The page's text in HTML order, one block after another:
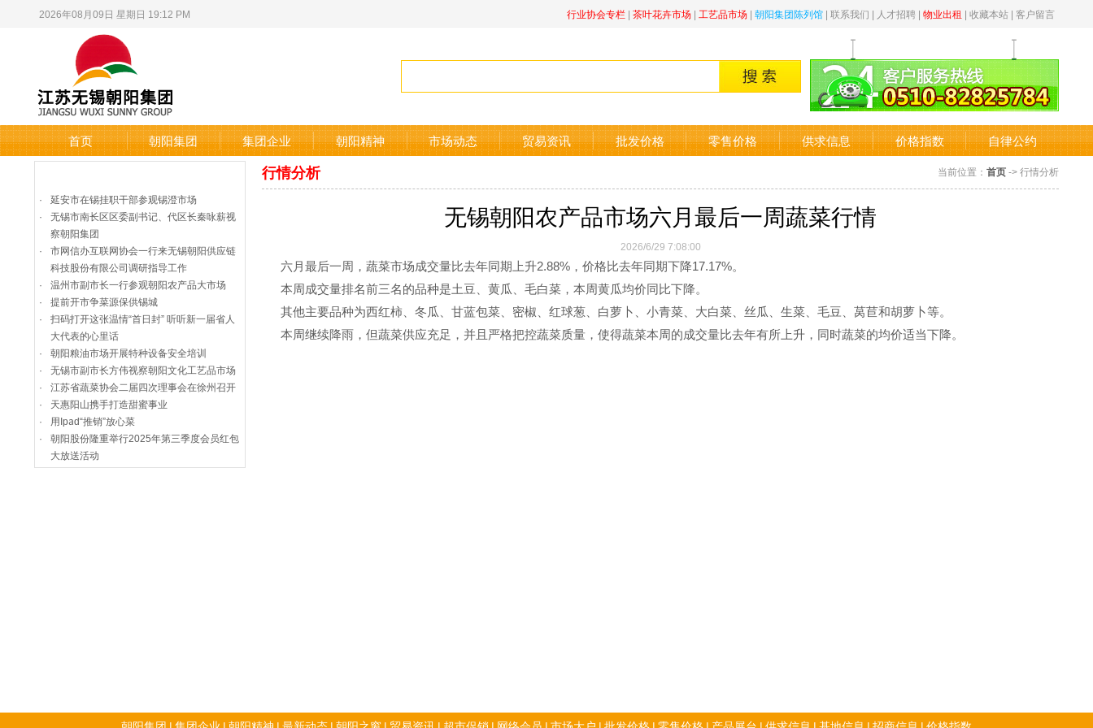
2026年08月09日 星期日 19:12 PM 行业协会专栏 | 茶叶花卉市场 | 工艺品市场 | 朝阳集团陈列馆 | 联系我们 | 人才招聘 | 物业出租 | 收藏本站 | 客户留言
首页 朝阳集团 集团企业 朝阳精神 市场动态 贸易资讯 批发价格 零售价格 供求信息 价格指数 自律公约
·
延安市在锡挂职干部参观锡澄市场
·
无锡市南长区区委副书记、代区长秦咏薪视
察朝阳集团
·
市网信办互联网协会一行来无锡朝阳供应链
科技股份有限公司调研指导工作
·
温州市副市长一行参观朝阳农产品大市场
·
提前开市争菜源保供锡城
·
扫码打开这张温情“首日封” 听听新一届省人
大代表的心里话
·
朝阳粮油市场开展特种设备安全培训
·
无锡市副市长方伟视察朝阳文化工艺品市场
·
江苏省蔬菜协会二届四次理事会在徐州召开
·
天惠阳山携手打造甜蜜事业
·
用Ipad“推销”放心菜
·
朝阳股份隆重举行2025年第三季度会员红包
大放送活动
行情分析 当前位置： 首页-> 行情分析
无锡朝阳农产品市场六月最后一周蔬菜行情
2026/6/29 7:08:00
六月最后一周，蔬菜市场成交量比去年同期上升2.88%，价格比去年同期下降17.17%。
本周成交量排名前三名的品种是土豆、黄瓜、毛白菜，本周黄瓜均价同比下降。
其他主要品种为西红柿、冬瓜、甘蓝包菜、密椒、红球葱、白萝卜、小青菜、大白菜、丝瓜、生菜、毛豆、莴苣和胡萝卜等。
本周继续降雨，但蔬菜供应充足，并且严格把控蔬菜质量，使得蔬菜本周的成交量比去年有所上升，同时蔬菜的均价适当下降。